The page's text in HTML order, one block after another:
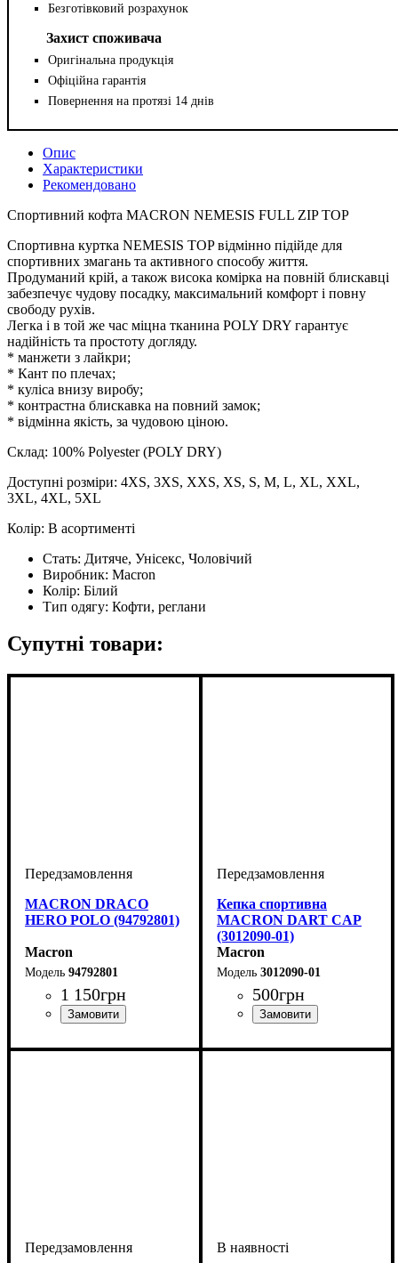
Безготівковий розрахунок
Захист споживача
Оригінальна продукція
Офіційна гарантія
Повернення на протязі 14 днів
Опис
Характеристики
Рекомендовано
Спортивний кофта MACRON NEMESIS FULL ZIP TOP
Спортивна куртка NEMESIS TOP відмінно підійде для
спортивних змагань та активного способу життя.
Продуманий крій, а також висока комірка на повній блискавці
забезпечує чудову посадку, максимальний комфорт і повну
свободу рухів.
Легка і в той же час міцна тканина POLY DRY гарантує
надійність та простоту догляду.
* манжети з лайкри;
* Кант по плечах;
* куліса внизу виробу;
* контрастна блискавка на повний замок;
* відмінна якість, за чудовою ціною.
Склад: 100% Polyester (POLY DRY)
Доступні розміри: 4XS, 3XS, XXS, XS, S, M, L, XL, XXL,
3XL, 4XL, 5XL
Колір: В асортименті
Стать: Дитяче, Унісекс, Чоловічий
Виробник: Macron
Колір: Білий
Тип одягу: Кофти, реглани
Супутні товари:
MACRON DRACO
HERO POLO (94792801)
Macron
94792801
1 150грн
Кепка спортивна
MACRON DART CAP
(3012090-01)
Macron
3012090-01
500грн